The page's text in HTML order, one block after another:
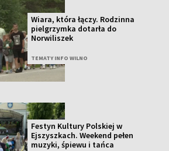
Wiara, która łączy. Rodzinna
pielgrzymka dotarła do
Norwiliszek
TEMATY INFO WILNO
Festyn Kultury Polskiej w
Ejszyszkach. Weekend pełen
muzyki, śpiewu i tańca